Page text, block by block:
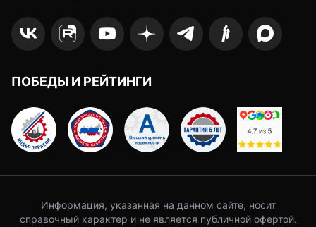
ПОБЕДЫ И РЕЙТИНГИ
Информация, указанная на данном сайте, носит
справочный характер и не является публичной офертой.